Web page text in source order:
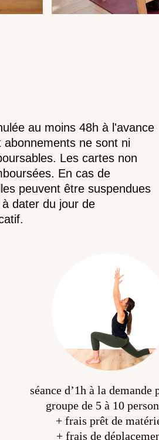
au moins 48h à l'avance
ne sont ni
Les cartes non
En cas de
peuvent être suspendues
dater du jour de
séance d’1h à la demande
groupe de 5 à 10
+ frais prêt de
+ frais de